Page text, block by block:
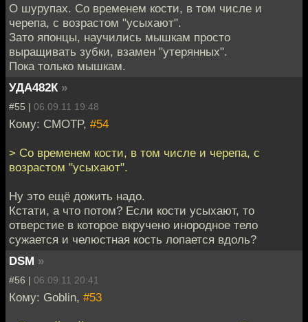
О шурупах. Со временем кости, в том числе и
черепа, с возрастом "усыхают".
Зато японцы, научились мышкам просто
выращивать зубки, взамен "утерянных".
Пока только мышкам.
УДА482К »
#55 | 06.09.11 19:48
Кому: CMOTP, #54
> Со временем кости, в том числе и черепа, с
возрастом "усыхают".
Ну это ещё дожить надо.
Кстати, а что потом? Если кости усыхают, то
отверстие в которое вкручено инородное тело
сужается и челюстная кость лопается вдоль?
DSM »
#56 | 06.09.11 20:41
Кому: Goblin, #53